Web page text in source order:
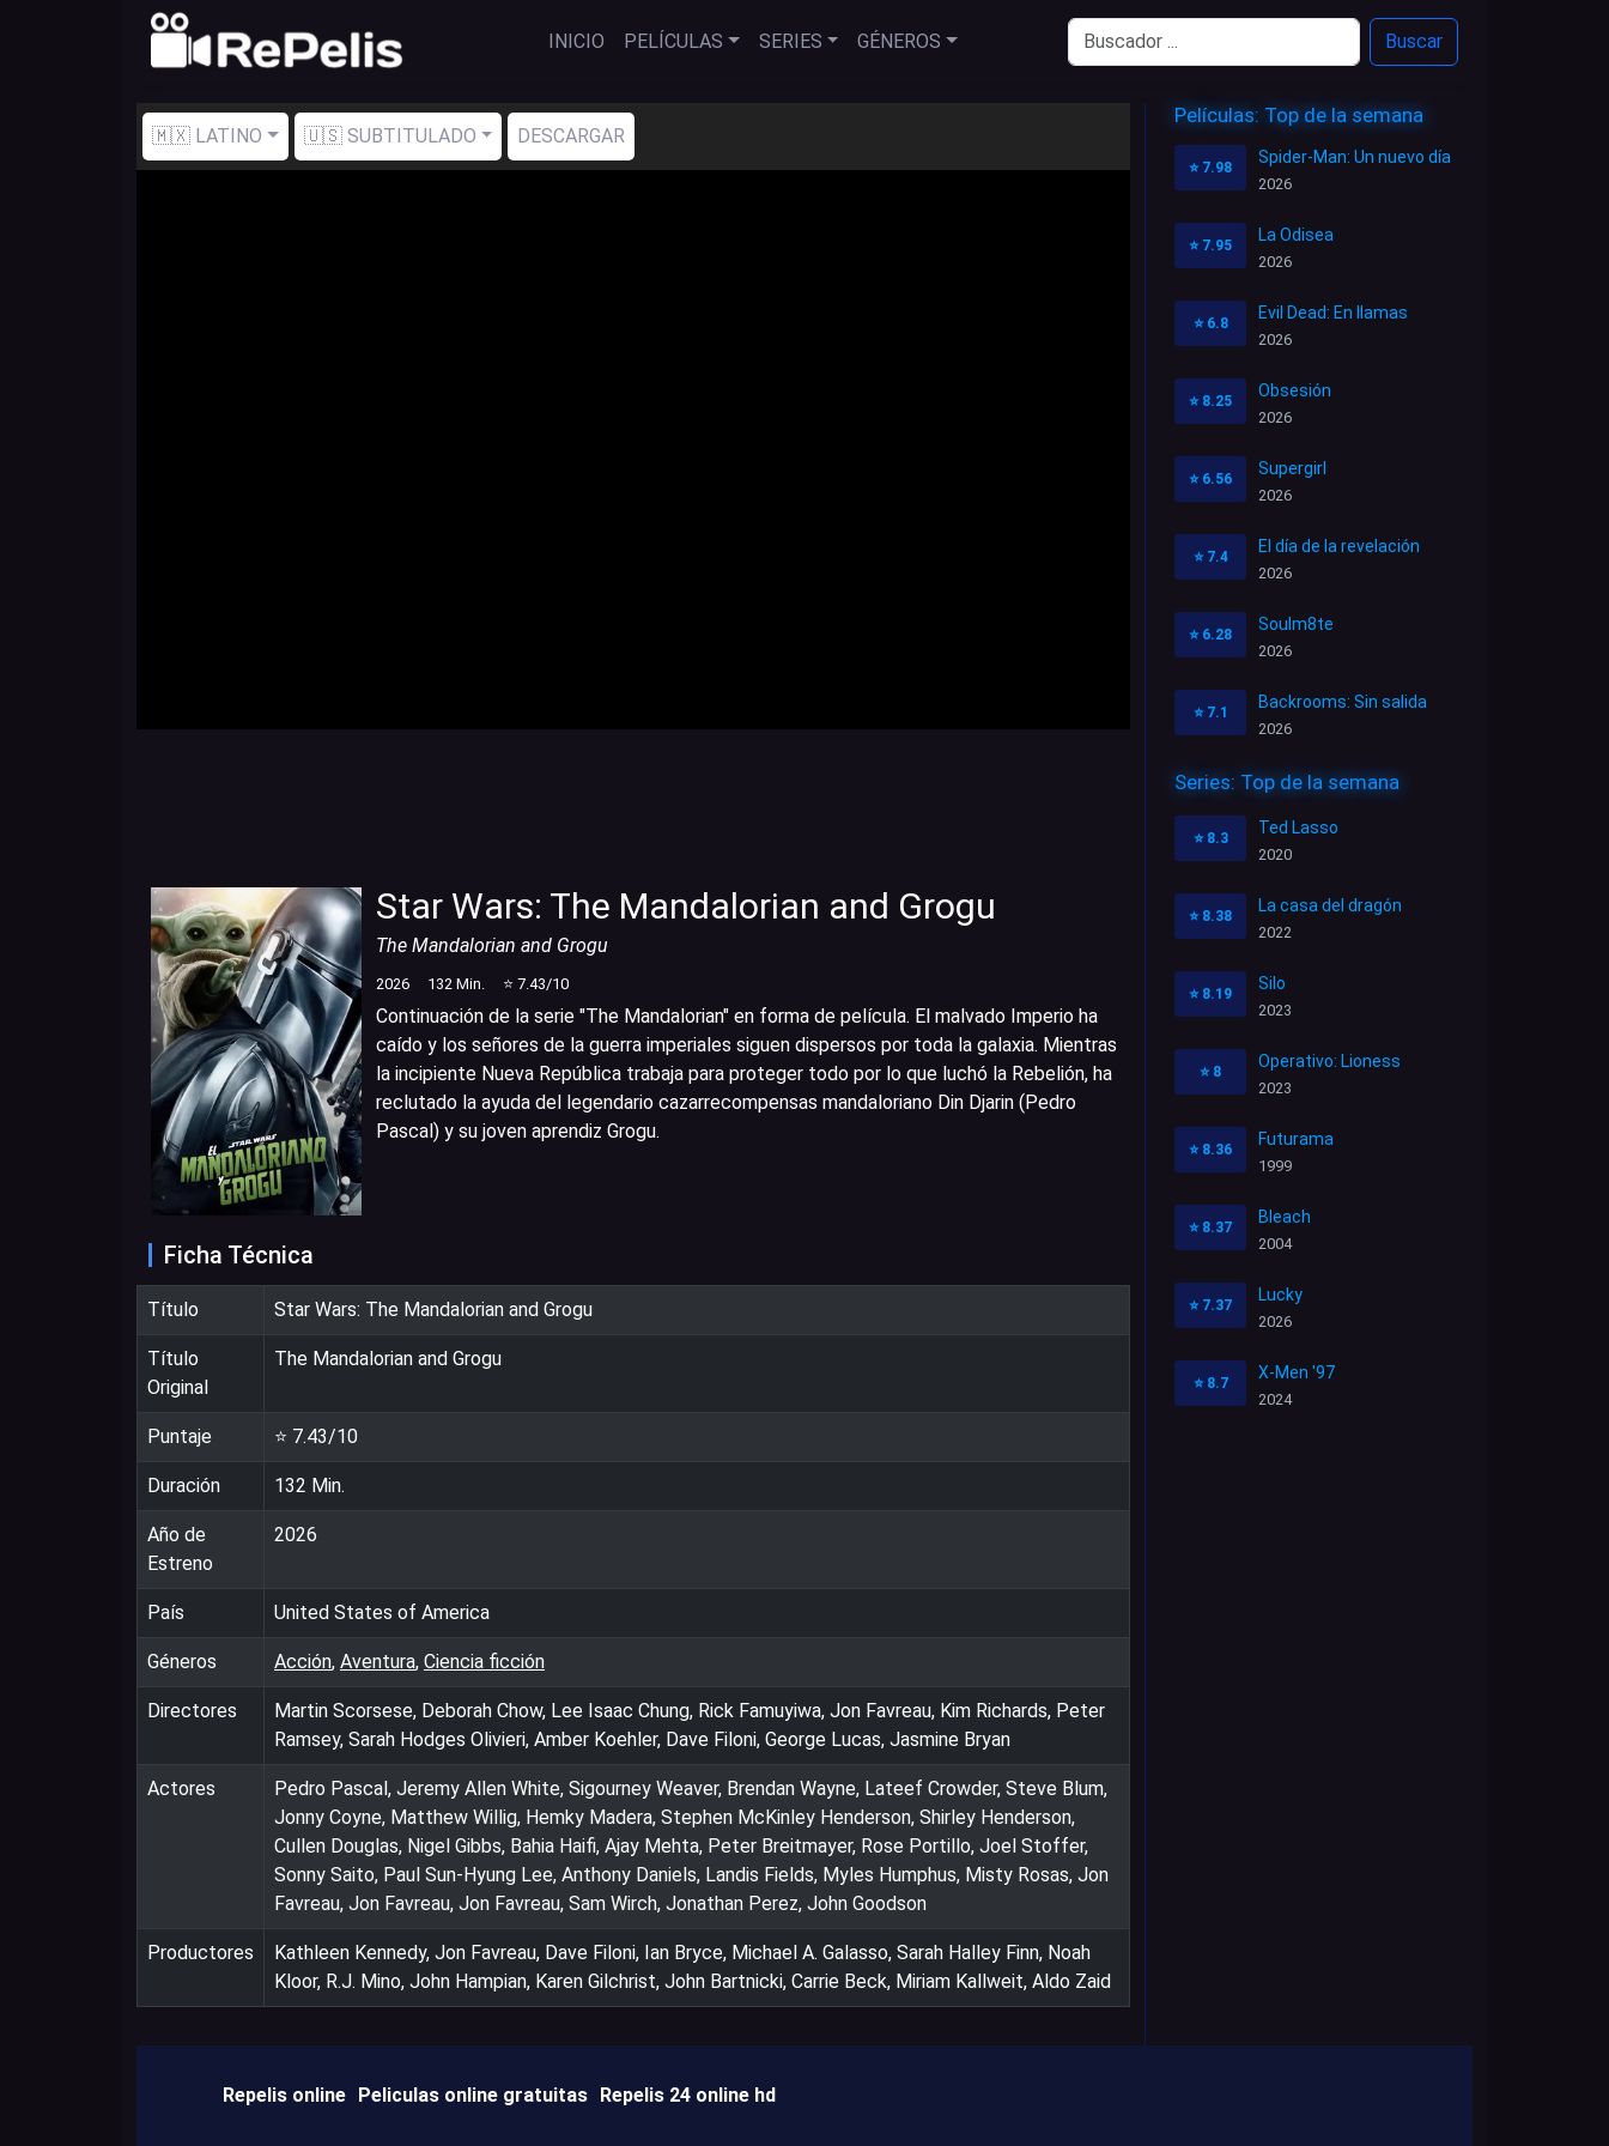
INICIO PELÍCULAS SERIES GÉNEROS Buscar
🇲🇽 LATINO 🇺🇸 SUBTITULADO DESCARGAR
Star Wars: The Mandalorian and Grogu
The Mandalorian and Grogu
2026 132 Min. ⭐ 7.43/10
Continuación de la serie "The Mandalorian" en forma de película. El malvado Imperio ha
caído y los señores de la guerra imperiales siguen dispersos por toda la galaxia. Mientras
la incipiente Nueva República trabaja para proteger todo por lo que luchó la Rebelión, ha
reclutado la ayuda del legendario cazarrecompensas mandaloriano Din Djarin (Pedro
Pascal) y su joven aprendiz Grogu.
Ficha Técnica
Título Star Wars: The Mandalorian and Grogu
Título
Original
The Mandalorian and Grogu
Puntaje ⭐ 7.43/10
Duración 132 Min.
Año de
Estreno
2026
País United States of America
Géneros Acción, Aventura, Ciencia ficción
Directores
Martin Scorsese, Deborah Chow, Lee Isaac Chung, Rick Famuyiwa, Jon Favreau, Kim Richards, Peter
Ramsey, Sarah Hodges Olivieri, Amber Koehler, Dave Filoni, George Lucas, Jasmine Bryan
Actores
Pedro Pascal, Jeremy Allen White, Sigourney Weaver, Brendan Wayne, Lateef Crowder, Steve Blum,
Jonny Coyne, Matthew Willig, Hemky Madera, Stephen McKinley Henderson, Shirley Henderson,
Cullen Douglas, Nigel Gibbs, Bahia Haifi, Ajay Mehta, Peter Breitmayer, Rose Portillo, Joel Stoffer,
Sonny Saito, Paul Sun-Hyung Lee, Anthony Daniels, Landis Fields, Myles Humphus, Misty Rosas, Jon
Favreau, Jon Favreau, Jon Favreau, Sam Wirch, Jonathan Perez, John Goodson
Productores
Kathleen Kennedy, Jon Favreau, Dave Filoni, Ian Bryce, Michael A. Galasso, Sarah Halley Finn, Noah
Kloor, R.J. Mino, John Hampian, Karen Gilchrist, John Bartnicki, Carrie Beck, Miriam Kallweit, Aldo Zaid
Películas: Top de la semana
⭐ 7.98
Spider-Man: Un nuevo día
2026
⭐ 7.95
La Odisea
2026
⭐ 6.8
Evil Dead: En llamas
2026
⭐ 8.25
Obsesión
2026
⭐ 6.56
Supergirl
2026
⭐ 7.4
El día de la revelación
2026
⭐ 6.28
Soulm8te
2026
⭐ 7.1
Backrooms: Sin salida
2026
Series: Top de la semana
⭐ 8.3
Ted Lasso
2020
⭐ 8.38
La casa del dragón
2022
⭐ 8.19
Silo
2023
⭐ 8
Operativo: Lioness
2023
⭐ 8.36
Futurama
1999
⭐ 8.37
Bleach
2004
⭐ 7.37
Lucky
2026
⭐ 8.7
X-Men '97
2024
Repelis online Peliculas online gratuitas Repelis 24 online hd